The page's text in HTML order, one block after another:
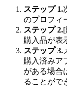
ステップ 1.
のプロフィ
ステップ 2.[
購入品が表
ステップ 3.
購入済みア
がある場合
ることがで